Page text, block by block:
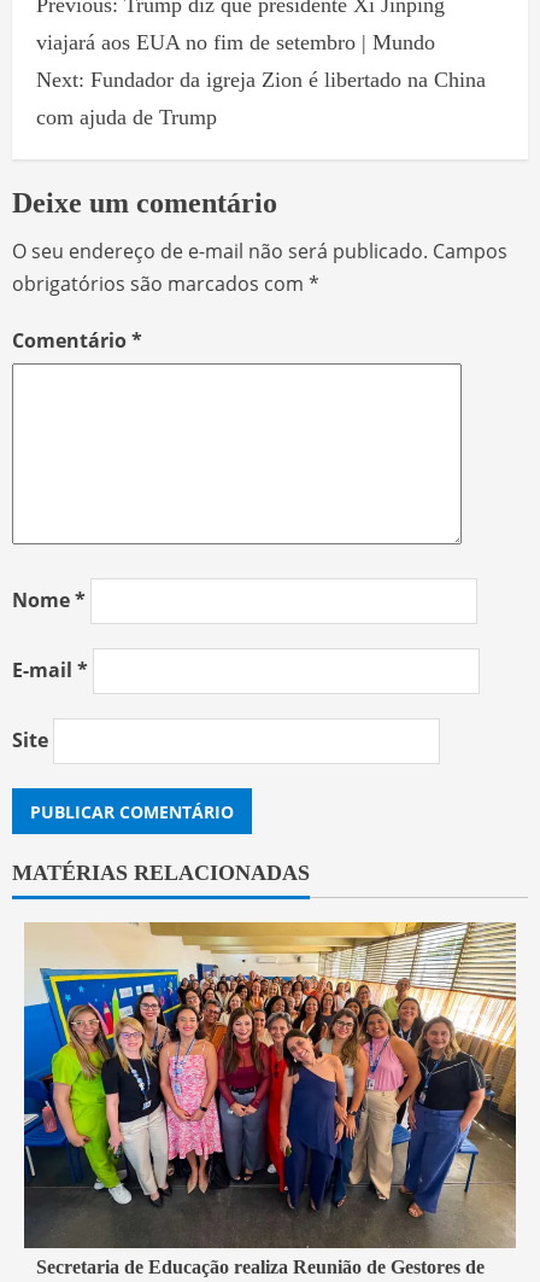
Previous: Trump diz que presidente Xi Jinping
viajará aos EUA no fim de setembro | Mundo
Next: Fundador da igreja Zion é libertado na China
com ajuda de Trump
Deixe um comentário
O seu endereço de e-mail não será publicado. Campos
obrigatórios são marcados com *
Comentário*
Nome*
E-mail *
Site
MATÉRIAS RELACIONADAS
4 min read
Secretaria de Educação realiza Reunião de Gestores de